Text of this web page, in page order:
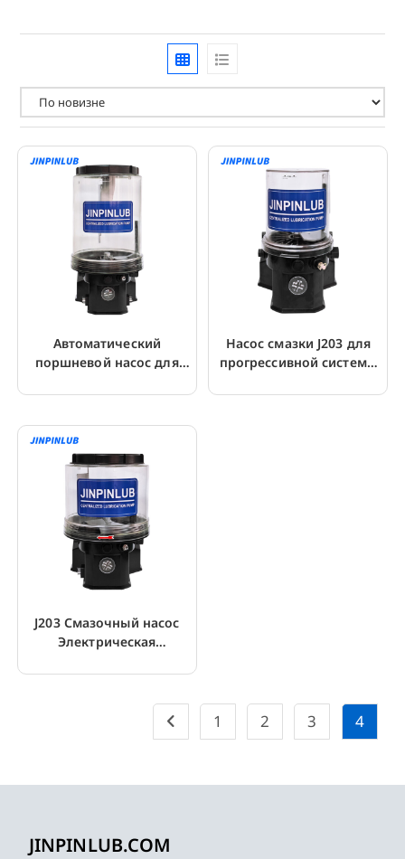
Автоматический
поршневой насос для
мобильных экскаваторов
Насос смазки J203 для
прогрессивной системы
J203 Смазочный насос
Электрическая
система смазочного
1 2 3 4
JINPINLUB.COM